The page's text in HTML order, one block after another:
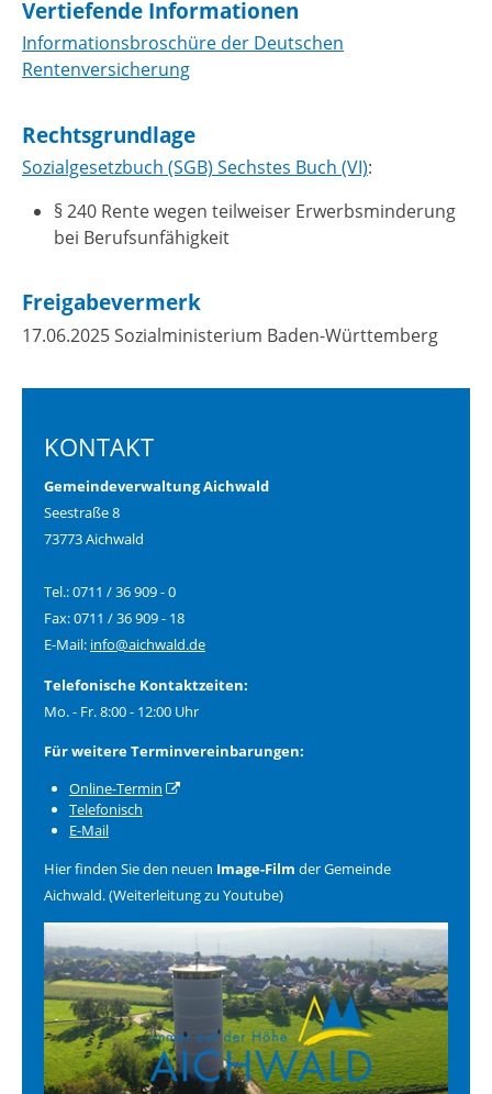
Vertiefende Informationen
Informationsbroschüre der Deutschen
Rentenversicherung
Rechtsgrundlage
Sozialgesetzbuch (SGB) Sechstes Buch (VI):
§ 240Rente wegen teilweiser Erwerbsminderung
bei Berufsunfähigkeit
Freigabevermerk
17.06.2025Sozialministerium Baden-Württemberg
KONTAKT
Gemeindeverwaltung Aichwald
Seestraße 8
73773 Aichwald
Tel.: 0711 / 36 909 - 0
Fax: 0711 / 36 909 - 18
E-Mail: info@aichwald.de
Telefonische Kontaktzeiten:
Mo. - Fr. 8:00 - 12:00 Uhr
Für weitere Terminvereinbarungen:
Online-Termin
Telefonisch
E-Mail
Hier finden Sie den neuen Image-Film der Gemeinde
Aichwald. (Weiterleitung zu Youtube)